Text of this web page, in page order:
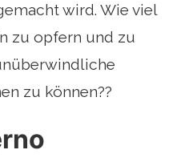
wird. Wie viel
zu opfern und zu
zu können??